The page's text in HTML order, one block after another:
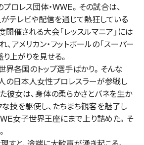
ロレス団体・WWE。その試合は、
テレビや配信を通じて熱狂している
開催される大会「レッスルマニア」には
アメリカン・フットボールの「スーパー
上がりを見せる。
界各国のトップ選手ばかり。そんな
の日本人女性プロレスラーが参戦し
彼女は、身体の柔らかさとバネを生か
な技を駆使し、たちまち観客を魅了し
女子世界王座にまで上り詰めた。そ